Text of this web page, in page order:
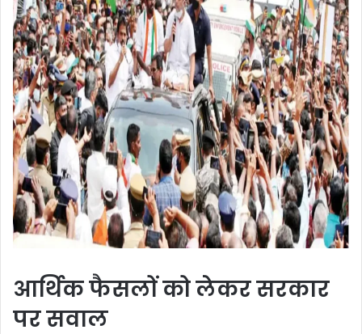
आर्थिक फैसलों को लेकर सरकार
पर सवाल